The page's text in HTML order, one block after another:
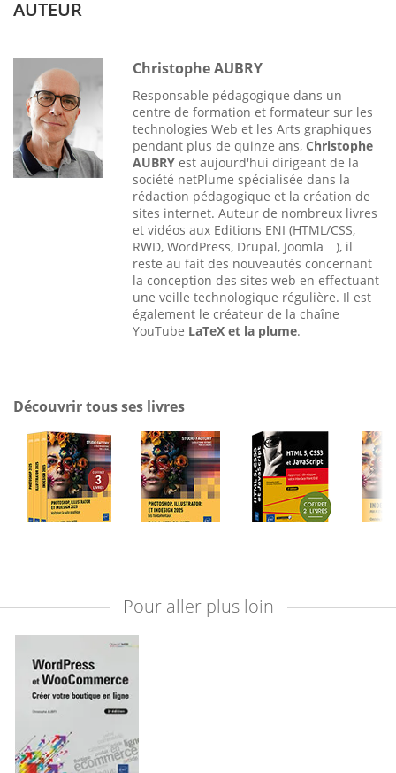
AUTEUR
Christophe AUBRY
Responsable pédagogique dans un
centre de formation et formateur sur les
technologies Web et les Arts graphiques
pendant plus de quinze ans, Christophe
AUBRY est aujourd'hui dirigeant de la
société netPlume spécialisée dans la
rédaction pédagogique et la création de
sites internet. Auteur de nombreux livres
et vidéos aux Editions ENI (HTML/CSS,
RWD, WordPress, Drupal, Joomla…), il
reste au fait des nouveautés concernant
la conception des sites web en effectuant
une veille technologique régulière. Il est
également le créateur de la chaîne
YouTube LaTeX et la plume.
Découvrir tous ses livres
Pour aller plus loin